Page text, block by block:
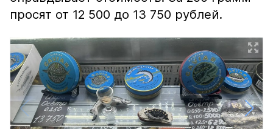
просят от 12 500 до 13 750 рублей.